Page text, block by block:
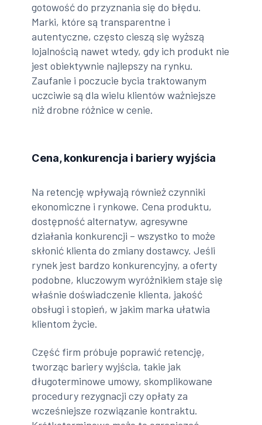
gotowość do przyznania się do błędu.
Marki, które są transparentne i
autentyczne, często cieszą się wyższą
lojalnością nawet wtedy, gdy ich produkt nie
jest obiektywnie najlepszy na rynku.
Zaufanie i poczucie bycia traktowanym
uczciwie są dla wielu klientów ważniejsze
niż drobne różnice w cenie.
Cena, konkurencja i bariery wyjścia
Na retencję wpływają również czynniki
ekonomiczne i rynkowe. Cena produktu,
dostępność alternatyw, agresywne
działania konkurencji – wszystko to może
skłonić klienta do zmiany dostawcy. Jeśli
rynek jest bardzo konkurencyjny, a oferty
podobne, kluczowym wyróżnikiem staje się
właśnie doświadczenie klienta, jakość
obsługi i stopień, w jakim marka ułatwia
klientom życie.
Część firm próbuje poprawić retencję,
tworząc bariery wyjścia, takie jak
długoterminowe umowy, skomplikowane
procedury rezygnacji czy opłaty za
wcześniejsze rozwiązanie kontraktu.